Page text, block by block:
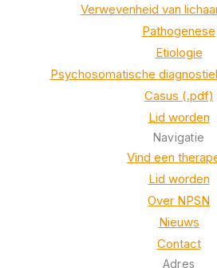
Verwevenheid van
Pathogenese
Etiologie
Psychosomatische
Casus (.pdf)
Lid worden
Navigatie
Vind een
Lid worden
Over NPSN
Nieuws
Contact
Adres